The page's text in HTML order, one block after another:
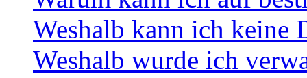
Weshalb kann ich keine
Weshalb wurde ich